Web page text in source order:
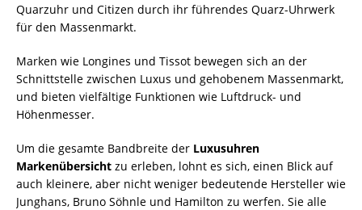
Quarzuhr und Citizen durch ihr führendes Quarz-Uhrwerk
für den Massenmarkt.
Marken wie Longines und Tissot bewegen sich an der
Schnittstelle zwischen Luxus und gehobenem Massenmarkt,
und bieten vielfältige Funktionen wie Luftdruck- und
Höhenmesser.
Um die gesamte Bandbreite der Luxusuhren
Markenübersicht zu erleben, lohnt es sich, einen Blick auf
auch kleinere, aber nicht weniger bedeutende Hersteller wie
Junghans, Bruno Söhnle und Hamilton zu werfen. Sie alle